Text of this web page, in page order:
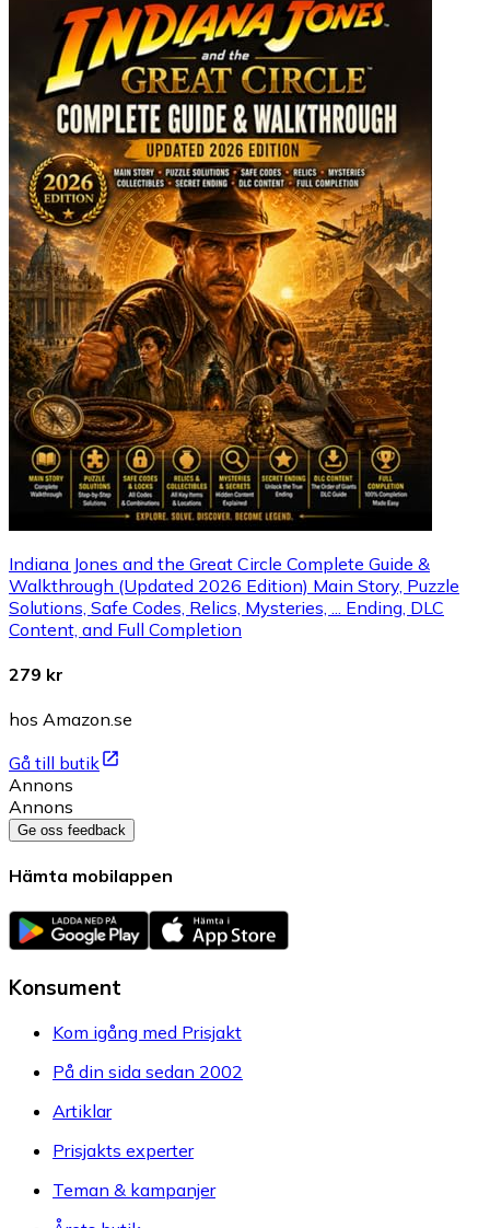
Indiana Jones and the Great Circle Complete Guide &
Walkthrough (Updated 2026 Edition) Main Story, Puzzle
Solutions, Safe Codes, Relics, Mysteries, ... Ending, DLC
Content, and Full Completion
279 kr
hos Amazon.se
Gå till butik
Annons
Annons
Ge oss feedback
Hämta mobilappen
Konsument
Kom igång med Prisjakt
På din sida sedan 2002
Artiklar
Prisjakts experter
Teman & kampanjer